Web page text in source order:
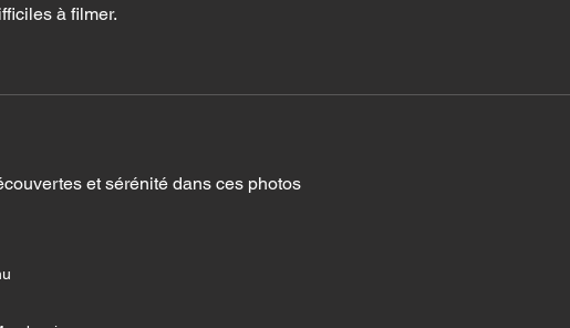
à filmer.
et sérénité dans ces photos